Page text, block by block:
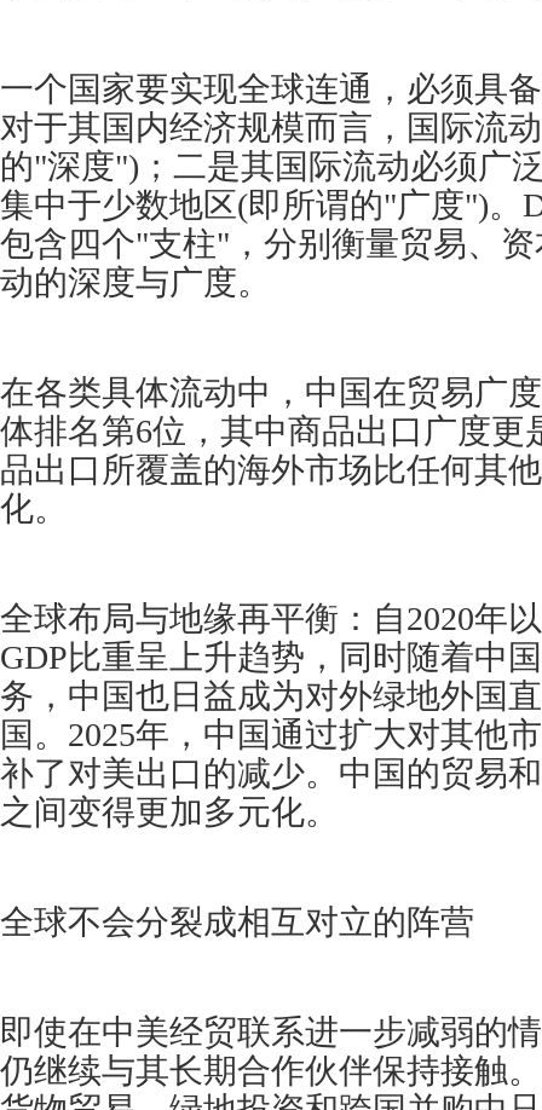
一个国家要实现全球连通，必须具
对于其国内经济规模而言，国际流
的"深度")；二是其国际流动必须广
集中于少数地区(即所谓的"广度")。
包含四个"支柱"，分别衡量贸易、
动的深度与广度。
在各类具体流动中，中国在贸易广
体排名第6位，其中商品出口广度更
品出口所覆盖的海外市场比任何其
化。
全球布局与地缘再平衡：自2020年
GDP比重呈上升趋势，同时随着中
务，中国也日益成为对外绿地外国
国。2025年，中国通过扩大对其他
补了对美出口的减少。中国的贸易
之间变得更加多元化。
全球不会分裂成相互对立的阵营
即使在中美经贸联系进一步减弱的
仍继续与其长期合作伙伴保持接触